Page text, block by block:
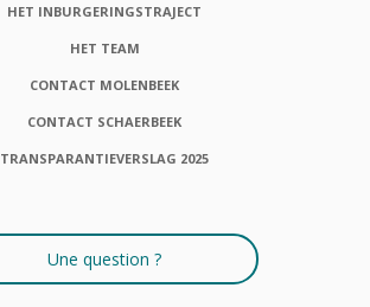
HET INBURGERINGSTRAJECT
HET TEAM
CONTACT MOLENBEEK
CONTACT SCHAERBEEK
TRANSPARANTIEVERSLAG 2025
Une question ?